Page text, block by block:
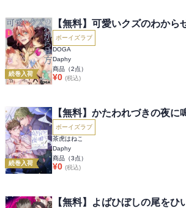
続巻入荷
【無料】可愛いクズのわから
ボーイズラブ
DOGA
Daphy
商品（2点）
¥0 (税込)
続巻入荷
【無料】かたわれづきの夜に
ボーイズラブ
茶虎はねこ
Daphy
商品（3点）
¥0 (税込)
【無料】よばひぼしの尾をひ